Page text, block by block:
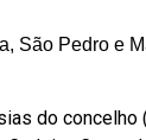
São Pedro e
do concelho